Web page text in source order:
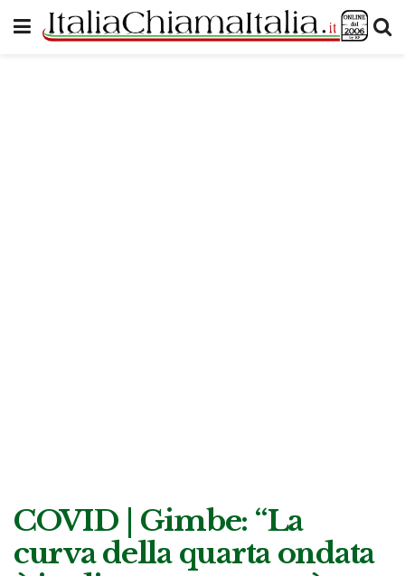
COVID | Gimbe: “La
curva della quarta ondata